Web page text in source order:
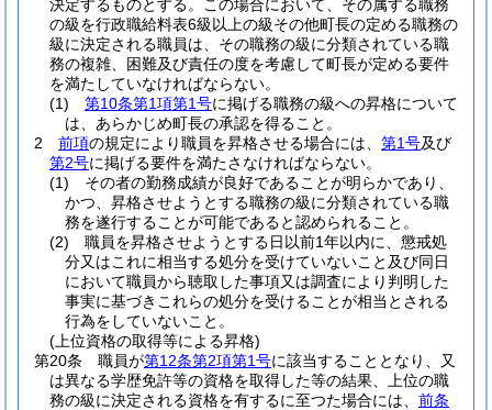
決定するものとする。
この場合において、その属する職務
の級を行政職給料表6級以上の級その他町長の定める職務の
級に決定される職員は、その職務の級に分類されている職
務の複雑、困難及び責任の度を考慮して町長が定める要件
を満たしていなければならない。
(1)
第10条第1項第1号に掲げる職務の級への昇格について
は、あらかじめ町長の承認を得ること。
2
前項の規定により職員を昇格させる場合には、 第1号及び
第2号に掲げる要件を満たさなければならない。
(1)
その者の勤務成績が良好であることが明らかであり、
かつ、昇格させようとする職務の級に分類されている職
務を遂行することが可能であると認められること。
(2)
職員を昇格させようとする日以前1年以内に、懲戒処
分又はこれに相当する処分を受けていないこと及び同日
において職員から聴取した事項又は調査により判明した
事実に基づきこれらの処分を受けることが相当とされる
行為をしていないこと。
(上位資格の取得等による昇格)
第20条
職員が第12条第2項第1号に該当することとなり、又
は異なる学歴免許等の資格を取得した等の結果、上位の職
務の級に決定される資格を有するに至つた場合には、 前条